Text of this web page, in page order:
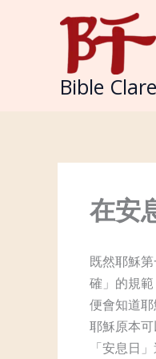
Bible
在安
既然耶穌
確」的規
便會知道
耶穌原本
「安息日